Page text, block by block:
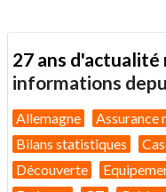
27 ans d'actualité
informations
Allemagne Assurance
Bilans statistiques
Découverte